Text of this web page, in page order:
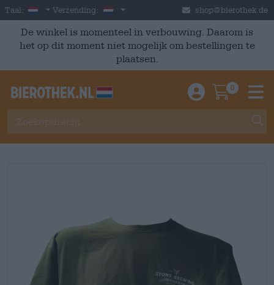
Skip to main content
Taal: Dutch
Verzending: Nederland shop@bierothek.de
De winkel is momenteel in verbouwing. Daarom is
het op dit moment niet mogelijk om bestellingen te
plaatsen.
Einloggen /
0